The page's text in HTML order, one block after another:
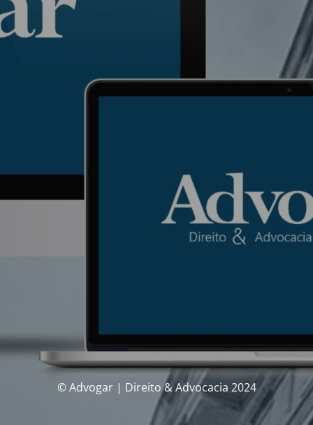
© Advogar | Direito & Advocacia 2024